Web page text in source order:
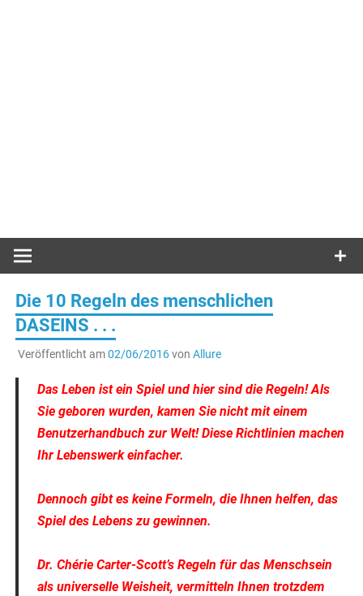
Die 10 Regeln des menschlichen
DASEINS . . .
Veröffentlicht am02/06/2016von Allure
Das Leben ist ein Spiel und hier sind die Regeln! Als
Sie geboren wurden, kamen Sie nicht mit einem
Benutzerhandbuch zur Welt! Diese Richtlinien machen
Ihr Lebenswerk einfacher.
Dennoch gibt es keine Formeln, die Ihnen helfen, das
Spiel des Lebens zu gewinnen.
Dr. Chérie Carter-Scott’s Regeln für das Menschsein
als universelle Weisheit, vermitteln Ihnen trotzdem